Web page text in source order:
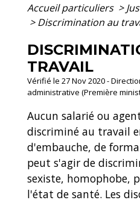
Accueil particuliers >
> Discrimination au
TRAVAIL
Vérifié le 27 Nov 2020 -
administrative (Première
Aucun salarié ou
discriminé au travail
d'embauche, de
peut s'agir de
sexiste, homophobe,
l'état de santé. Les